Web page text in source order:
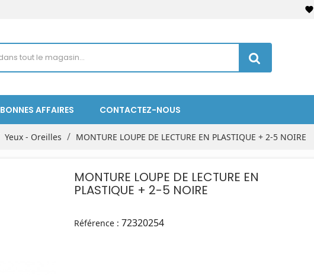
favorite
BONNES AFFAIRES CONTACTEZ-NOUS
Yeux - Oreilles MONTURE LOUPE DE LECTURE EN PLASTIQUE + 2-5 NOIRE
MONTURE LOUPE DE LECTURE EN
PLASTIQUE + 2-5 NOIRE
Référence : 72320254